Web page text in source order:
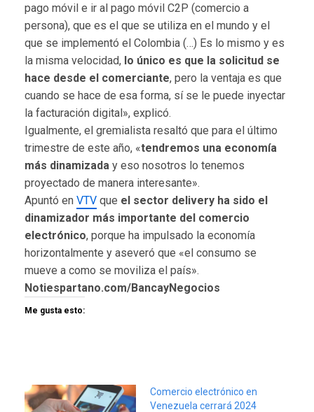
pago móvil e ir al pago móvil C2P (comercio a
persona), que es el que se utiliza en el mundo y el
que se implementó el Colombia (…) Es lo mismo y es
la misma velocidad, lo único es que la solicitud se
hace desde el comerciante, pero la ventaja es que
cuando se hace de esa forma, sí se le puede inyectar
la facturación digital», explicó.
Igualmente, el gremialista resaltó que para el último
trimestre de este año, «tendremos una economía
más dinamizada y eso nosotros lo tenemos
proyectado de manera interesante».
Apuntó en VTV que el sector delivery ha sido el
dinamizador más importante del comercio
electrónico, porque ha impulsado la economía
horizontalmente y aseveró que «el consumo se
mueve a como se moviliza el país».
Notiespartano.com/BancayNegocios
Me gusta esto:
Comercio electrónico en
Venezuela cerrará 2024